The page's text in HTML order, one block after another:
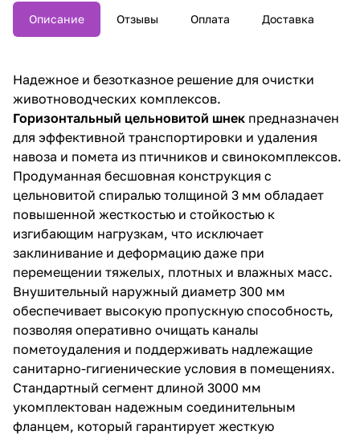
Описание Отзывы Оплата Доставка
Надежное и безотказное решение для очистки
животноводческих комплексов.
Горизонтальный цельновитой шнек предназначен
для эффективной транспортировки и удаления
навоза и помета из птичников и свинокомплексов.
Продуманная бесшовная конструкция с
цельновитой спиралью толщиной 3 мм обладает
повышенной жесткостью и стойкостью к
изгибающим нагрузкам, что исключает
заклинивание и деформацию даже при
перемещении тяжелых, плотных и влажных масс.
Внушительный наружный диаметр 300 мм
обеспечивает высокую пропускную способность,
позволяя оперативно очищать каналы
пометоудаления и поддерживать надлежащие
санитарно-гигиенические условия в помещениях.
Стандартный сегмент длиной 3000 мм
укомплектован надежным соединительным
фланцем, который гарантирует жесткую